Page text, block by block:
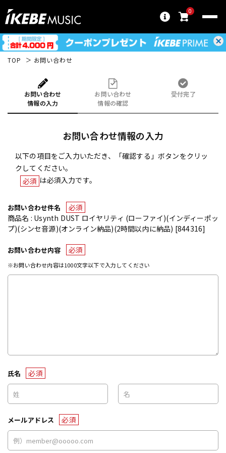
0
TOP お問い合わせ
お問い合わせ
情報の入力
お問い合わせ
情報の確認
受付完了
お問い合わせ情報の入力
以下の項目をご入力いただき、「確認する」ボタンをクリッ
クしてください。
必須 は必須入力です。
お問い合わせ件名
必須
商品名 : Usynth DUST ロイヤリティ (ローファイ)(インディーポッ
プ)(シンセ音源)(オンライン納品)(2時間以内に納品) [844316]
お問い合わせ内容 必須
※お問い合わせ内容は1000文字以下で入力してください
氏名 必須
メールアドレス 必須